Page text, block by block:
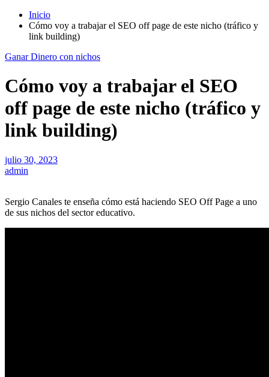
Inicio
Cómo voy a trabajar el SEO off page de este nicho (tráfico y
link building)
Ganar Dinero con nichos
Cómo voy a trabajar el SEO
off page de este nicho (tráfico y
link building)
julio 30, 2023
admin
Sergio Canales te enseña cómo está haciendo SEO Off Page a uno
de sus nichos del sector educativo.